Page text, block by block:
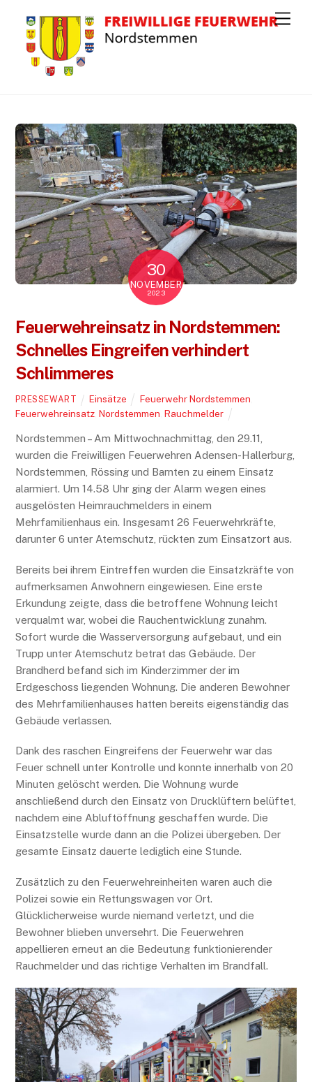
30
NOVEMBER
2023
Feuerwehreinsatz in Nordstemmen:
Schnelles Eingreifen verhindert
Schlimmeres
PRESSEWART Einsätze Feuerwehr Nordstemmen
Feuerwehreinsatz ,Nordstemmen ,Rauchmelder
Nordstemmen – Am Mittwochnachmittag, den 29.11,
wurden die Freiwilligen Feuerwehren Adensen-Hallerburg,
Nordstemmen, Rössing und Barnten zu einem Einsatz
alarmiert. Um 14.58 Uhr ging der Alarm wegen eines
ausgelösten Heimrauchmelders in einem
Mehrfamilienhaus ein. Insgesamt 26 Feuerwehrkräfte,
darunter 6 unter Atemschutz, rückten zum Einsatzort aus.
Bereits bei ihrem Eintreffen wurden die Einsatzkräfte von
aufmerksamen Anwohnern eingewiesen. Eine erste
Erkundung zeigte, dass die betroffene Wohnung leicht
verqualmt war, wobei die Rauchentwicklung zunahm.
Sofort wurde die Wasserversorgung aufgebaut, und ein
Trupp unter Atemschutz betrat das Gebäude. Der
Brandherd befand sich im Kinderzimmer der im
Erdgeschoss liegenden Wohnung. Die anderen Bewohner
des Mehrfamilienhauses hatten bereits eigenständig das
Gebäude verlassen.
Dank des raschen Eingreifens der Feuerwehr war das
Feuer schnell unter Kontrolle und konnte innerhalb von 20
Minuten gelöscht werden. Die Wohnung wurde
anschließend durch den Einsatz von Drucklüftern belüftet,
nachdem eine Abluftöffnung geschaffen wurde. Die
Einsatzstelle wurde dann an die Polizei übergeben. Der
gesamte Einsatz dauerte lediglich eine Stunde.
Zusätzlich zu den Feuerwehreinheiten waren auch die
Polizei sowie ein Rettungswagen vor Ort.
Glücklicherweise wurde niemand verletzt, und die
Bewohner blieben unversehrt. Die Feuerwehren
appellieren erneut an die Bedeutung funktionierender
Rauchmelder und das richtige Verhalten im Brandfall.